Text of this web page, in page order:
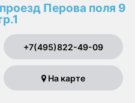
Перова поля 9
+7(495)822-49-09
На карте